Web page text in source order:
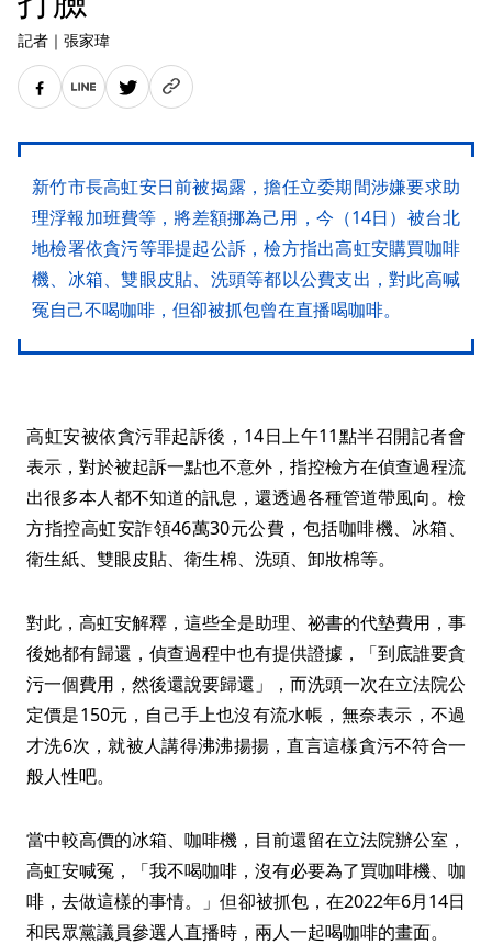
記者 ｜ 張家瑋
新竹市長高虹安日前被揭露，擔任立委期間涉嫌要求助
理浮報加班費等，將差額挪為己用，今（14日）被台北
地檢署依貪污等罪提起公訴，檢方指出高虹安購買咖啡
機、冰箱、雙眼皮貼、洗頭等都以公費支出，對此高喊
冤自己不喝咖啡，但卻被抓包曾在直播喝咖啡。
高虹安被依貪污罪起訴後，14日上午11點半召開記者會
表示，對於被起訴一點也不意外，指控檢方在偵查過程流
出很多本人都不知道的訊息，還透過各種管道帶風向。檢
方指控高虹安詐領46萬30元公費，包括咖啡機、冰箱、
衛生紙、雙眼皮貼、衛生棉、洗頭、卸妝棉等。
對此，高虹安解釋，這些全是助理、祕書的代墊費用，事
後她都有歸還，偵查過程中也有提供證據，「到底誰要貪
污一個費用，然後還說要歸還」，而洗頭一次在立法院公
定價是150元，自己手上也沒有流水帳，無奈表示，不過
才洗6次，就被人講得沸沸揚揚，直言這樣貪污不符合一
般人性吧。
當中較高價的冰箱、咖啡機，目前還留在立法院辦公室，
高虹安喊冤，「我不喝咖啡，沒有必要為了買咖啡機、咖
啡，去做這樣的事情。」但卻被抓包，在2022年6月14日
和民眾黨議員參選人直播時，兩人一起喝咖啡的畫面。